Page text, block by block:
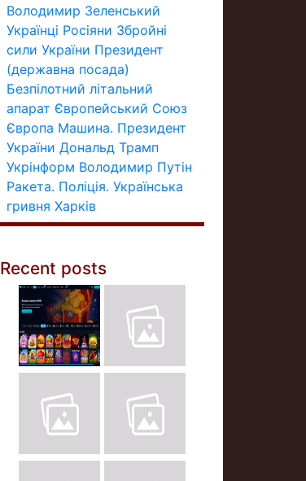
Володимир Зеленський
Українці Росіяни Збройні
сили України Президент
(державна посада)
Безпілотний літальний
апарат Європейський Союз
Європа Машина. Президент
України Дональд Трамп
Укрінформ Володимир Путін
Ракета. Поліція. Українська
гривня Харків
Recent posts